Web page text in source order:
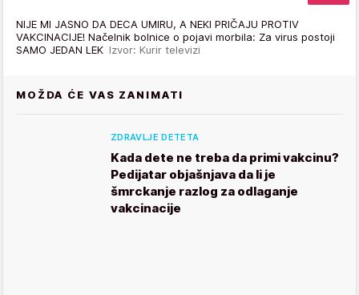
NIJE MI JASNO DA DECA UMIRU, A NEKI PRIČAJU PROTIV
VAKCINACIJE! Načelnik bolnice o pojavi morbila: Za virus postoji
SAMO JEDAN LEK Izvor: Kurir televizi
MOŽDA ĆE VAS ZANIMATI
ZDRAVLJE DETETA
Kada dete ne treba da primi vakcinu?
Pedijatar objašnjava da li je
šmrckanje razlog za odlaganje
vakcinacije